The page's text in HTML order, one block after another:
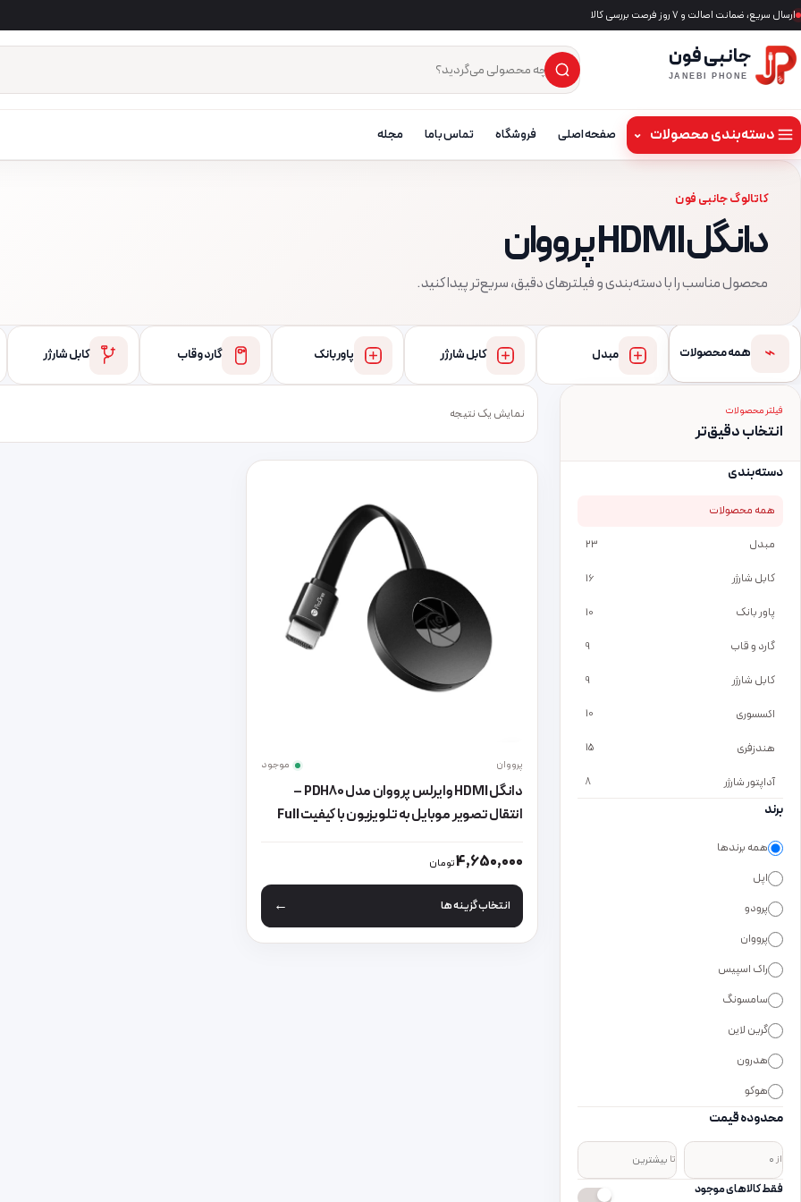
ارسال سریع، ضمانت اصالت و ۷ روز فرصت بررسی کالا
جانبی فون
JANEBI PHONE جست‌وجوی محصول
×
دسته‌بندی محصولات ⌄ صفحه اصلی فروشگاه تماس باما مجله
کاتالوگ جانبی فون
دانگل HDMI پرووان
محصول مناسب را با دسته‌بندی و فیلترهای دقیق، سریع‌تر پیدا کنید.
⌁ همه محصولات مبدل کابل شارژر پاور بانک گارد و قاب کابل شارژر
فیلتر محصولات
انتخاب دقیق‌تر
دسته‌بندی
همه محصولات
مبدل 23
کابل شارژر 16
پاور بانک 10
گارد و قاب 9
کابل شارژر 9
اکسسوری 10
هندزفری 15
آداپتور شارژر 8
برند
همه برندها
اپل
پرودو
پرووان
راک اسپیس
سامسونگ
گرین لاین
هدرون
هوکو
محدوده قیمت
از تا
فقط کالاهای موجود
نمایش یک نتیجه
پرووان موجود
دانگل HDMI وایرلس پرووان مدل PDH80 –
انتقال تصویر موبایل به تلویزیون با کیفیت Full
4,650,000تومان
انتخاب گزینه ها
این محصول دارای انواع مختلفی می باشد. گزینه ها ممکن است در صفحه محصول انتخاب شوند